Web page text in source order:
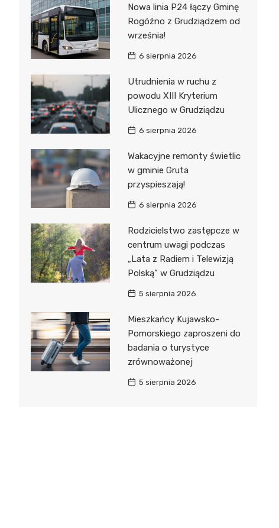
Nowa linia P24 łączy Gminę
Rogóźno z Grudziądzem od
września!
6 sierpnia 2026
Utrudnienia w ruchu z
powodu XIII Kryterium
Ulicznego w Grudziądzu
6 sierpnia 2026
Wakacyjne remonty świetlic
w gminie Gruta
przyspieszają!
6 sierpnia 2026
Rodzicielstwo zastępcze w
centrum uwagi podczas
„Lata z Radiem i Telewizją
Polską” w Grudziądzu
5 sierpnia 2026
Mieszkańcy Kujawsko-
Pomorskiego zaproszeni do
badania o turystyce
zrównoważonej
5 sierpnia 2026